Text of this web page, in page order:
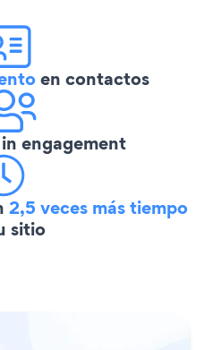
en contactos
in engagement
2,5 veces más tiempo
sitio